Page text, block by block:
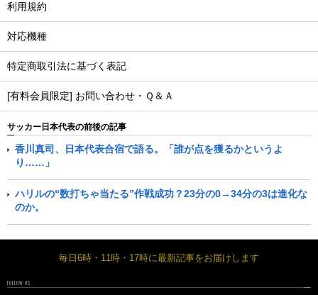
利用規約
対応機種
特定商取引法に基づく表記
[有料会員限定] お問い合わせ・Ｑ＆Ａ
サッカー日本代表の前後の記事
香川真司、日本代表合宿で語る。「誰が点を獲るかというよ
り……」
ハリルの“数打ちゃ当たる”作戦成功？23分の0→34分の3は進化な
のか。
毎日6時・11時・17時に最新記事をお届けします
FOLLOW US